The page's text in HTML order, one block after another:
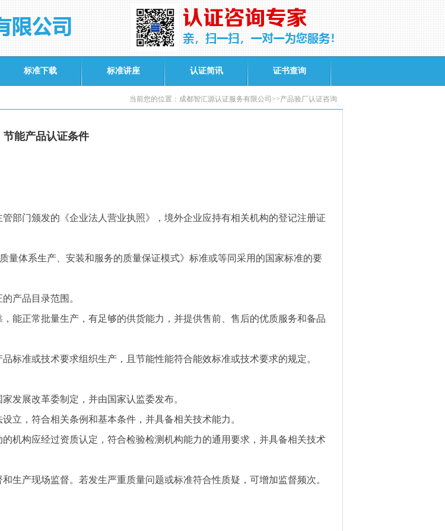
标准下载 标准讲座 认证简讯 证书查询
当前您的位置：成都智汇源认证服务有限公司>>产品验厂认证咨询
节能产品认证条件
管部门颁发的《企业法人营业执照》，境外企业应持有相关机构的登记注册证
质量体系生产、安装和服务的质量保证模式》标准或等同采用的国家标准的要
产品目录范围。
能正常批量生产，有足够的供货能力，并提供售前、售后的优质服务和备品
标准或技术要求组织生产，且节能性能符合能效标准或技术要求的规定。
家发展改革委制定，并由国家认监委发布。
立，符合相关条例和基本条件，并具备相关技术能力。
的机构应经过资质认定，符合检验检测机构能力的通用要求，并具备相关技术
生产现场监督。若发生严重质量问题或标准符合性质疑，可增加监督频次。